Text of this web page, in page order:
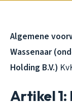
Algemene
Wassenaar
Holding B.V.)
Artikel